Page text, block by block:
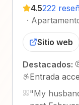
4.5222
·
Sitio web
Destacados:
Entrada
"My